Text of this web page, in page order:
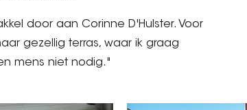
door aan Corinne D'Hulster. Voor
gezellig terras, waar ik graag
mens niet nodig."